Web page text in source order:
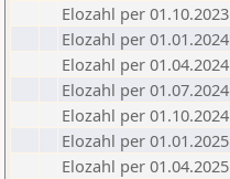
Elozahl per 01.10.2023
Elozahl per 01.01.2024
Elozahl per 01.04.2024
Elozahl per 01.07.2024
Elozahl per 01.10.2024
Elozahl per 01.01.2025
Elozahl per 01.04.2025